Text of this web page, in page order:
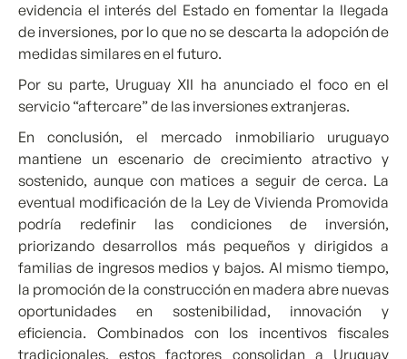
evidencia el interés del Estado en fomentar la llegada
de inversiones, por lo que no se descarta la adopción de
medidas similares en el futuro.
Por su parte, Uruguay XII ha anunciado el foco en el
servicio “aftercare” de las inversiones extranjeras.
En conclusión, el mercado inmobiliario uruguayo
mantiene un escenario de crecimiento atractivo y
sostenido, aunque con matices a seguir de cerca. La
eventual modificación de la Ley de Vivienda Promovida
podría redefinir las condiciones de inversión,
priorizando desarrollos más pequeños y dirigidos a
familias de ingresos medios y bajos. Al mismo tiempo,
la promoción de la construcción en madera abre nuevas
oportunidades en sostenibilidad, innovación y
eficiencia. Combinados con los incentivos fiscales
tradicionales, estos factores consolidan a Uruguay